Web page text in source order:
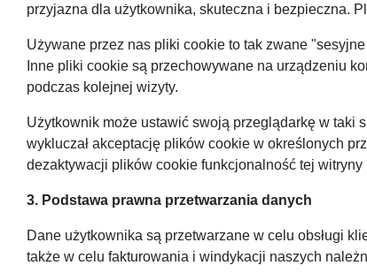
przyjazna dla użytkownika, skuteczna i bezpieczna.
Używane przez nas pliki cookie to tak zwane
Inne pliki cookie są przechowywane na urządzeniu
podczas kolejnej wizyty.
Użytkownik może ustawić swoją przeglądarkę w taki
wykluczał akceptację plików cookie w określonych
dezaktywacji plików cookie funkcjonalność tej witryny
3. Podstawa prawna przetwarzania danych
Dane użytkownika są przetwarzane w celu obsługi
także w celu fakturowania i windykacji naszych